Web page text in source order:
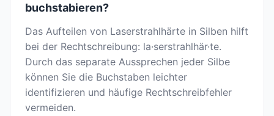
buchstabieren?
Das Aufteilen von Laserstrahlhärte in Silben hilft
bei der Rechtschreibung: la·serstrahlhär·te.
Durch das separate Aussprechen jeder Silbe
können Sie die Buchstaben leichter
identifizieren und häufige Rechtschreibfehler
vermeiden.